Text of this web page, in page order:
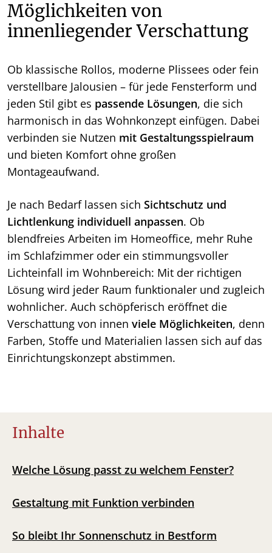
Möglichkeiten von
innenliegender Verschattung
Ob klassische Rollos, moderne Plissees oder fein
verstellbare Jalousien – für jede Fensterform und
jeden Stil gibt es passende Lösungen, die sich
harmonisch in das Wohnkonzept einfügen. Dabei
verbinden sie Nutzen mit Gestaltungsspielraum
und bieten Komfort ohne großen
Montageaufwand.
Je nach Bedarf lassen sich Sichtschutz und
Lichtlenkung individuell anpassen. Ob
blendfreies Arbeiten im Homeoffice, mehr Ruhe
im Schlafzimmer oder ein stimmungsvoller
Lichteinfall im Wohnbereich: Mit der richtigen
Lösung wird jeder Raum funktionaler und zugleich
wohnlicher. Auch schöpferisch eröffnet die
Verschattung von innen viele Möglichkeiten, denn
Farben, Stoffe und Materialien lassen sich auf das
Einrichtungskonzept abstimmen.
Inhalte
Welche Lösung passt zu welchem Fenster?
Gestaltung mit Funktion verbinden
So bleibt Ihr Sonnenschutz in Bestform